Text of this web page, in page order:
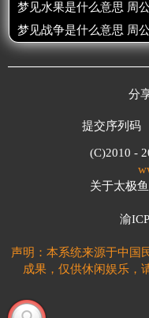
梦见水果是什么意思 周
梦见战争是什么意思 周
分
提交序列码
(C)2010 -
关于太极鱼
渝
声明：本系统来源于中国
成果，仅供休闲娱乐，